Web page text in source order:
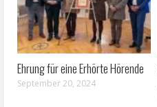
Schloss Droyßig ein Lost Place?